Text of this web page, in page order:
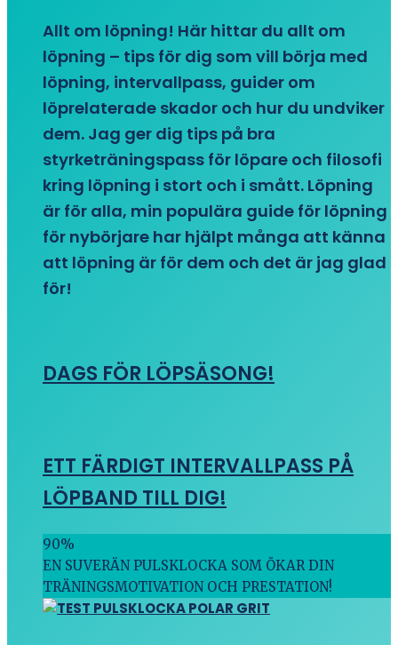
Allt om löpning! Här hittar du allt om
löpning – tips för dig som vill börja med
löpning, intervallpass, guider om
löprelaterade skador och hur du undviker
dem. Jag ger dig tips på bra
styrketräningspass för löpare och filosofi
kring löpning i stort och i smått. Löpning
är för alla, min populära guide för löpning
för nybörjare har hjälpt många att känna
att löpning är för dem och det är jag glad
för!
DAGS FÖR LÖPSÄSONG!
ETT FÄRDIGT INTERVALLPASS PÅ
LÖPBAND TILL DIG!
90%
EN SUVERÄN PULSKLOCKA SOM ÖKAR DIN
TRÄNINGSMOTIVATION OCH PRESTATION!